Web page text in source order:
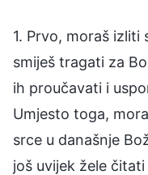
1. Prvo, moraš izliti
smiješ tragati za
ih proučavati i
Umjesto toga,
srce u današnje
još uvijek žele